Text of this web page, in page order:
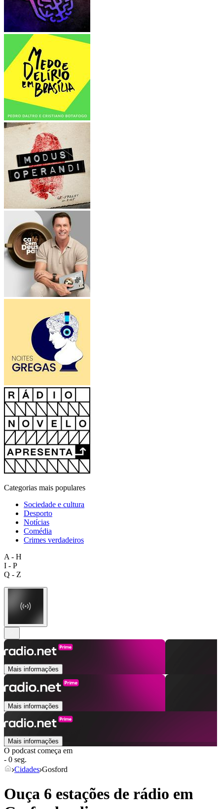
Categorias mais populares
Sociedade e cultura
Desporto
Notícias
Comédia
Crimes verdadeiros
A - H
I - P
Q - Z
Mais informações
Mais informações
Mais informações
O podcast começa em
- 0 seg.
Cidades Gosford
Ouça 6 estações de rádio em